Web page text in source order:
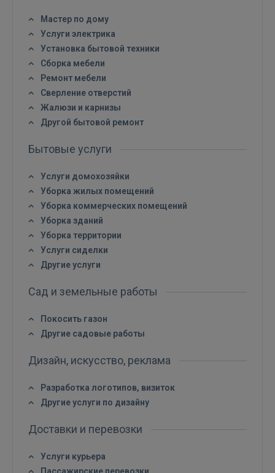
Мастер по дому
Услуги электрика
Установка бытовой техники
Сборка мебели
Ремонт мебели
Сверление отверстий
Жалюзи и карнизы
Другой бытовой ремонт
Бытовые услуги
Услуги домохозяйки
Уборка жилых помещений
Уборка коммерческих помещений
Уборка зданий
Уборка территории
Услуги сиделки
Другие услуги
Сад и земельные работы
Покосить газон
Другие садовые работы
Дизайн, искусство, реклама
Разработка логотипов, визиток
Другие услуги по дизайну
Доставки и перевозки
Услуги курьера